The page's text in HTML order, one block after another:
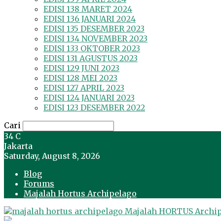
EDISI 138 MARET 2024
EDISI 136 JANUARI 2024
EDISI 135 DESEMBER 2023
EDISI 134 NOVEMBER 2023
EDISI 133 OKTOBER 2023
EDISI 131 AGUSTUS 2023
EDISI 129 JUNI 2023
EDISI 128 MEI 2023
EDISI 127 APRIL 2023
EDISI 124 JANUARI 2023
EDISI 123 DESEMBER 2022
Cari
34 C
Jakarta
Saturday, August 8, 2026
Blog
Forums
Majalah Hortus Archipelago
Majalah HORTUS